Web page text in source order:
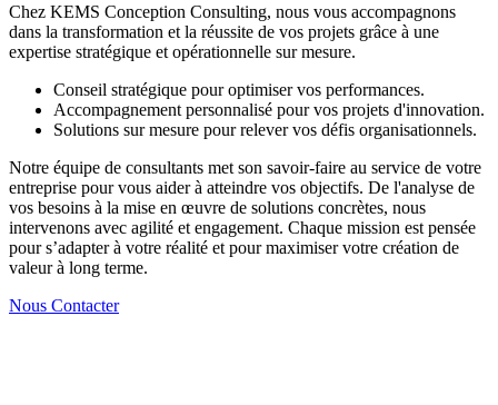
Chez KEMS Conception Consulting, nous vous accompagnons
dans la transformation et la réussite de vos projets grâce à une
expertise stratégique et opérationnelle sur mesure.
Conseil stratégique pour optimiser vos performances.
Accompagnement personnalisé pour vos projets d'innovation.
Solutions sur mesure pour relever vos défis organisationnels.
Notre équipe de consultants met son savoir-faire au service de votre
entreprise pour vous aider à atteindre vos objectifs. De l'analyse de
vos besoins à la mise en œuvre de solutions concrètes, nous
intervenons avec agilité et engagement. Chaque mission est pensée
pour s’adapter à votre réalité et pour maximiser votre création de
valeur à long terme.
Nous Contacter